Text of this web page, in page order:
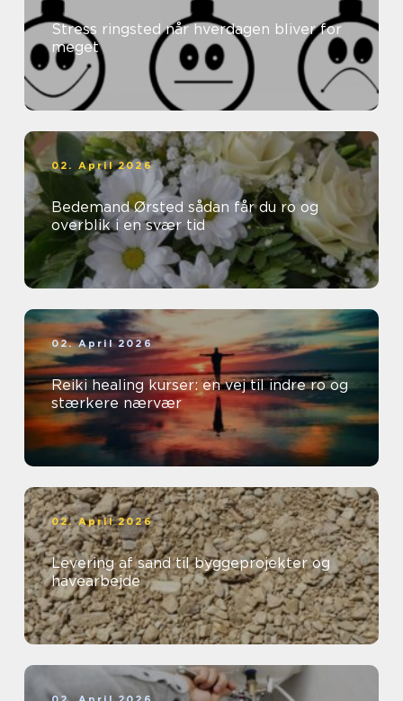
Stress ringsted når hverdagen bliver for
meget
02. April 2026
Bedemand Ørsted sådan får du ro og
overblik i en svær tid
02. April 2026
Reiki healing kurser: en vej til indre ro og
stærkere nærvær
02. April 2026
Levering af sand til byggeprojekter og
havearbejde